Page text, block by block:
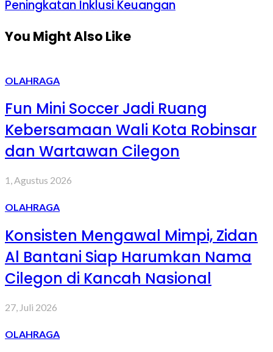
Peningkatan Inklusi Keuangan
You Might Also Like
OLAHRAGA
Fun Mini Soccer Jadi Ruang
Kebersamaan Wali Kota Robinsar
dan Wartawan Cilegon
1, Agustus 2026
OLAHRAGA
Konsisten Mengawal Mimpi, Zidan
Al Bantani Siap Harumkan Nama
Cilegon di Kancah Nasional
27, Juli 2026
OLAHRAGA